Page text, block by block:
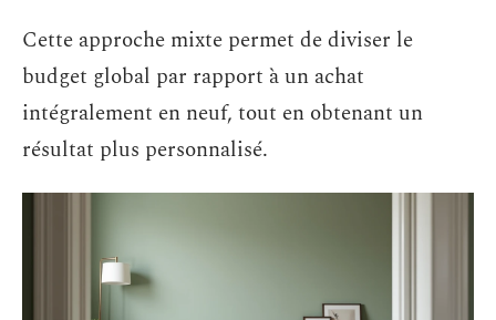
Cette approche mixte permet de diviser le
budget global par rapport à un achat
intégralement en neuf, tout en obtenant un
résultat plus personnalisé.